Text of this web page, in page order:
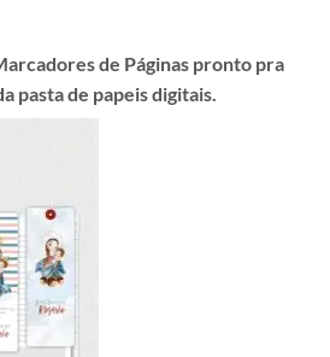
de Páginas pronto pra
pasta de papeis digitais.